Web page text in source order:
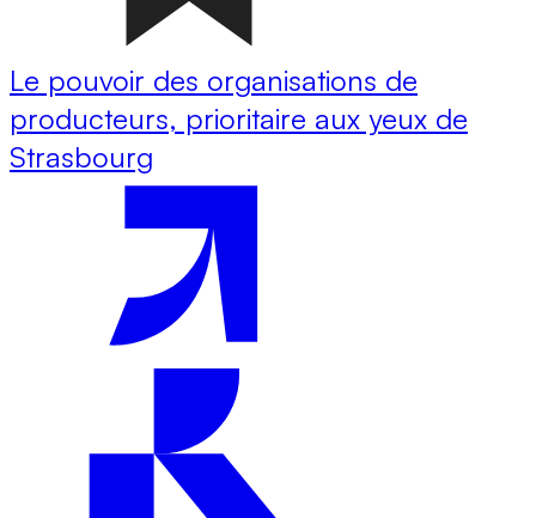
Le pouvoir des organisations de
producteurs, prioritaire aux yeux de
Strasbourg